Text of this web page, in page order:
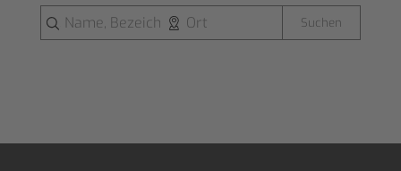
Suchen